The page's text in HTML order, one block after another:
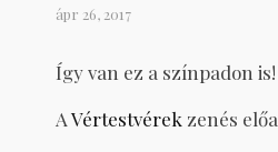
ápr 26, 2017
Így van ez a színpadon is!
AVértestvérek zenés